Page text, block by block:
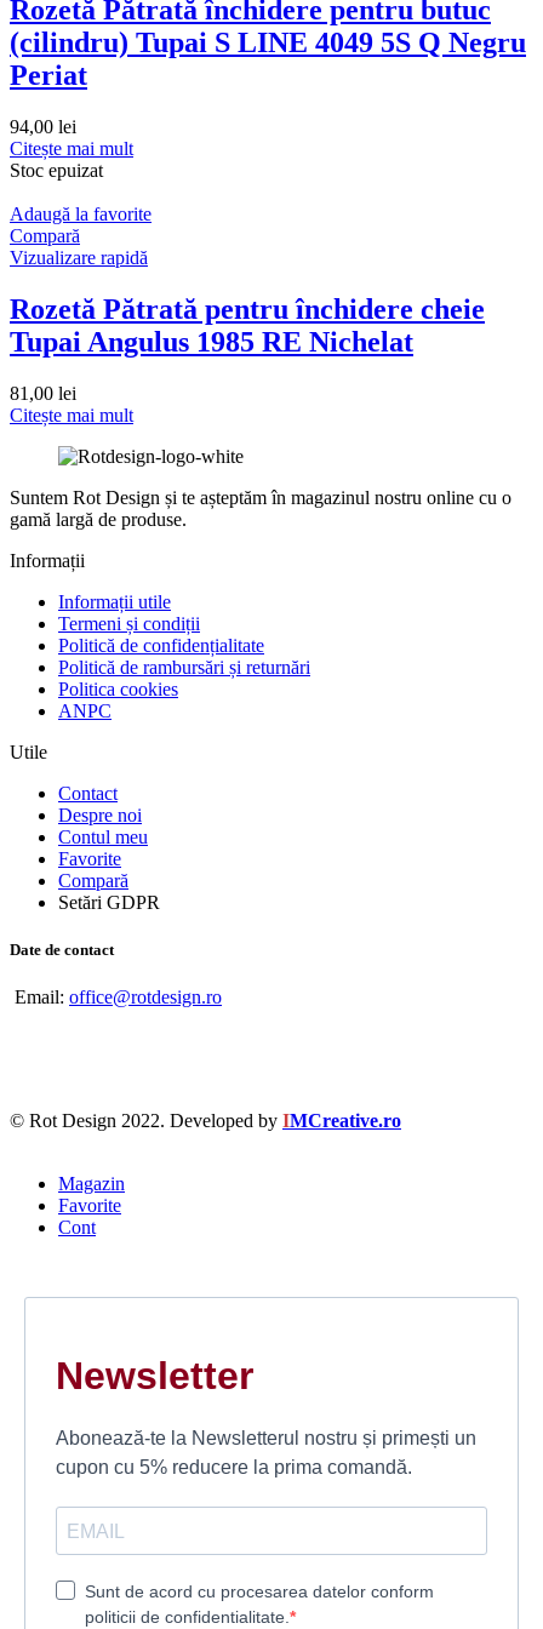
Rozetă Pătrată închidere pentru butuc
(cilindru) Tupai S LINE 4049 5S Q Negru
Periat
94,00 lei
Citește mai mult
Stoc epuizat
Adaugă la favorite
Compară
Vizualizare rapidă
Rozetă Pătrată pentru închidere cheie
Tupai Angulus 1985 RE Nichelat
81,00 lei
Citește mai mult
Suntem Rot Design și te așteptăm în magazinul nostru online cu o
gamă largă de produse.
Informații
Informații utile
Termeni și condiții
Politică de confidențialitate
Politică de rambursări și returnări
Politica cookies
ANPC
Utile
Contact
Despre noi
Contul meu
Favorite
Compară
Setări GDPR
Date de contact
Email: office@rotdesign.ro
© Rot Design 2022. Developed by IMCreative.ro
Magazin
Favorite
Cont
Newsletter
Abonează-te la Newsletterul nostru și primești un
cupon cu 5% reducere la prima comandă.
Sunt de acord cu procesarea datelor conform
politicii de confidentialitate.